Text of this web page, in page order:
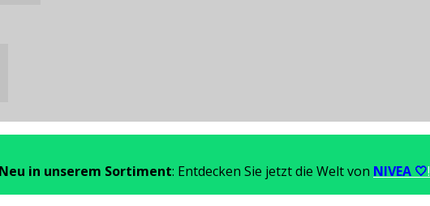
Neu in unserem Sortiment: Entdecken Sie jetzt die Welt von NIVEA 🤍!